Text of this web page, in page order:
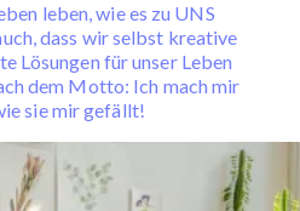
leben, wie es zu UNS
dass wir selbst kreative
Lösungen für unser Leben
dem Motto: Ich mach mir
sie mir gefällt!